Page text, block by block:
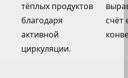
тёплых продуктов
благодаря
активной
циркуляции.
счёт